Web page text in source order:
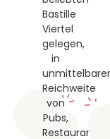
Bastille
Viertel
gelegen,
in
Reichweite
von
Pubs,
Restaurants,